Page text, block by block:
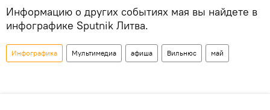
Информацию о других событиях мая вы найдете в
инфографике Sputnik Литва.
Инфографика Мультимедиа афиша Вильнюс май